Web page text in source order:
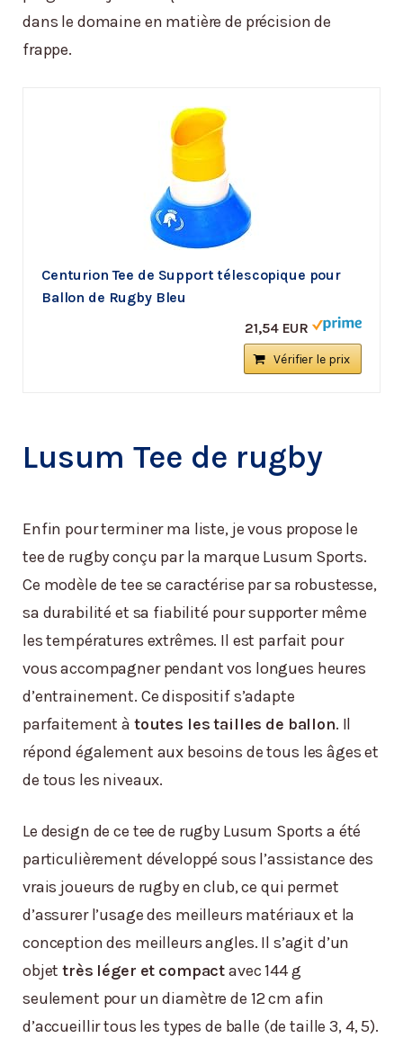
dans le domaine en matière de précision de
frappe.
Centurion Tee de Support télescopique pour
Ballon de Rugby Bleu
21,54 EUR
Vérifier le prix
Lusum Tee de rugby
Enfin pour terminer ma liste, je vous propose le
tee de rugby conçu par la marque Lusum Sports.
Ce modèle de tee se caractérise par sa robustesse,
sa durabilité et sa fiabilité pour supporter même
les températures extrêmes. Il est parfait pour
vous accompagner pendant vos longues heures
d’entrainement. Ce dispositif s’adapte
parfaitement à toutes les tailles de ballon. Il
répond également aux besoins de tous les âges et
de tous les niveaux.
Le design de ce tee de rugby Lusum Sports a été
particulièrement développé sous l’assistance des
vrais joueurs de rugby en club, ce qui permet
d’assurer l’usage des meilleurs matériaux et la
conception des meilleurs angles. Il s’agit d’un
objettrès léger et compactavec 144 g
seulement pour un diamètre de 12 cm afin
d’accueillir tous les types de balle (de taille 3, 4, 5).